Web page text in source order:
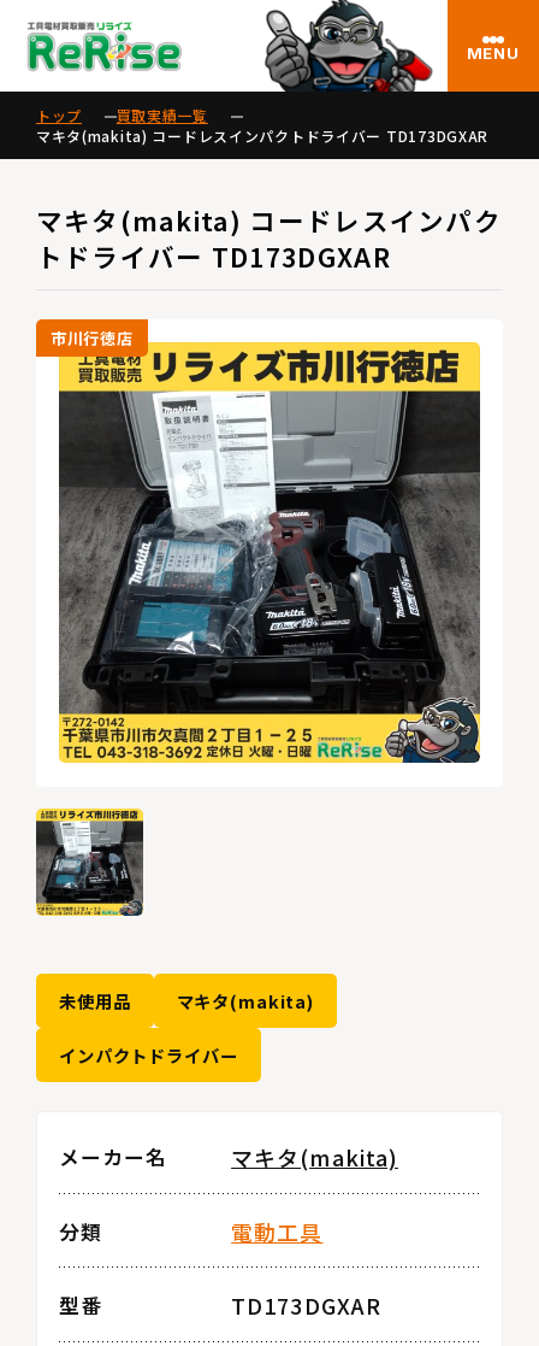
MENU
トップ
買取実績一覧
マキタ(makita) コードレスインパクトドライバー TD173DGXAR
マキタ(makita) コードレスインパク
トドライバー TD173DGXAR
市川行徳店
未使用品 マキタ(makita)
インパクトドライバー
メーカー名 マキタ(makita)
分類 電動工具
型番 TD173DGXAR